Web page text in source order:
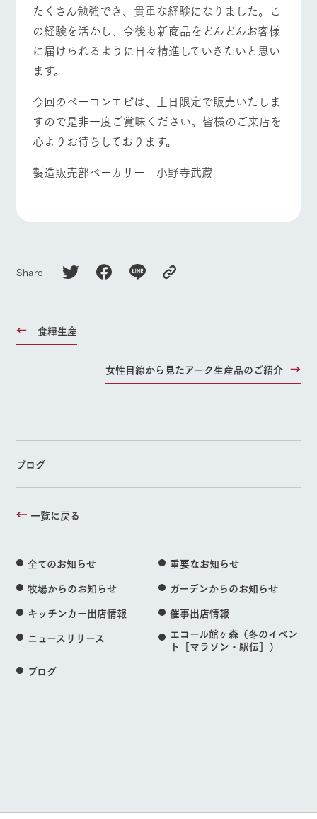
たくさん勉強でき、貴重な経験になりました。こ
の経験を活かし、今後も新商品をどんどんお客様
に届けられるように日々精進していきたいと思い
ます。
今回のベーコンエピは、土日限定で販売いたしま
すので是非一度ご賞味ください。皆様のご来店を
心よりお待ちしております。
製造販売部ベーカリー 小野寺武蔵
Share
食糧生産
女性目線から見たアーク生産品のご紹介
ブログ
一覧に戻る
全てのお知らせ
重要なお知らせ
牧場からのお知らせ
ガーデンからのお知らせ
キッチンカー出店情報
催事出店情報
ニュースリリース
エコール館ヶ森（冬のイベン
ト［マラソン・駅伝］）
ブログ